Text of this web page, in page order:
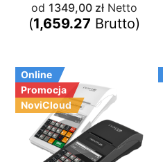
od 1349,00 złNetto
(1,659.27 Brutto)
Online
Promocja
NoviCloud